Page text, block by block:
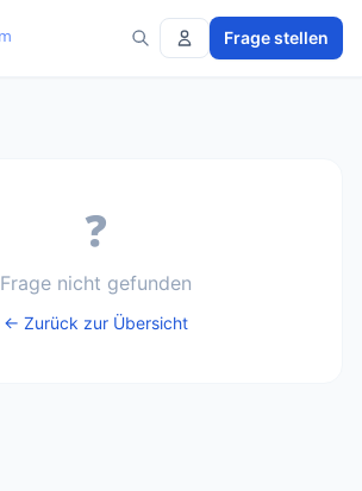
Frage stellen
❓
Frage nicht gefunden
← Zurück zur Übersicht